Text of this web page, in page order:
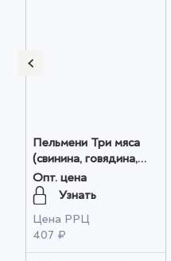
Пельмени Три мяса
(свинина, говядина,
баранина) 0.5 кг
оптом
Опт. цена
Узнать
Цена РРЦ
407 ₽